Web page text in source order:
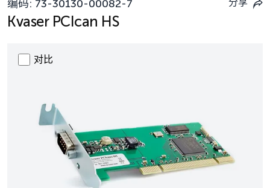
编码: 73-30130-00082-7
Kvaser PCIcan HS
对比